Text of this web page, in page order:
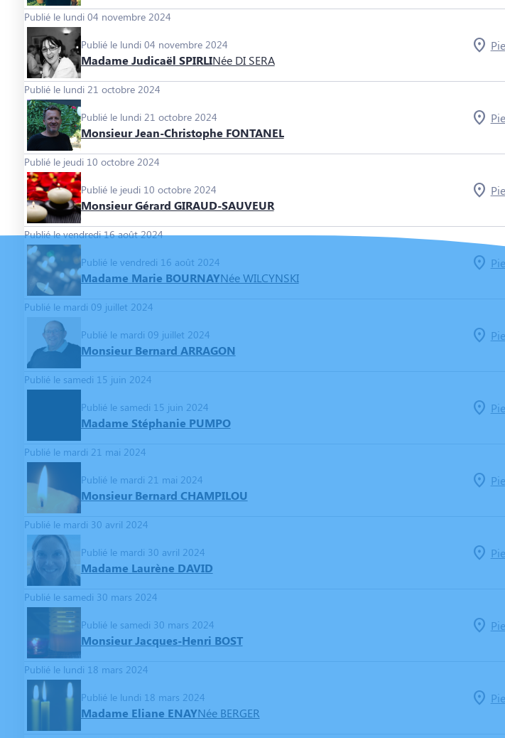
Publié le lundi 04 novembre 2024
Publié le lundi 04 novembre 2024
Madame Judicaël SPIRLINée DI SERA
Publié le lundi 21 octobre 2024
Publié le lundi 21 octobre 2024
Monsieur Jean-Christophe FONTANEL
Publié le jeudi 10 octobre 2024
Publié le jeudi 10 octobre 2024
Monsieur Gérard GIRAUD-SAUVEUR
Publié le vendredi 16 août 2024
Publié le vendredi 16 août 2024
Madame Marie BOURNAYNée WILCYNSKI
Publié le mardi 09 juillet 2024
Publié le mardi 09 juillet 2024
Monsieur Bernard ARRAGON
Publié le samedi 15 juin 2024
Publié le samedi 15 juin 2024
Madame Stéphanie PUMPO
Publié le mardi 21 mai 2024
Publié le mardi 21 mai 2024
Monsieur Bernard CHAMPILOU
Publié le mardi 30 avril 2024
Publié le mardi 30 avril 2024
Madame Laurène DAVID
Publié le samedi 30 mars 2024
Publié le samedi 30 mars 2024
Monsieur Jacques-Henri BOST
Publié le lundi 18 mars 2024
Publié le lundi 18 mars 2024
Madame Eliane ENAYNée BERGER